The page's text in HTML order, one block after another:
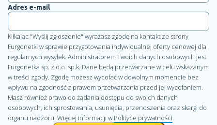
Adres e-mail
Klikając "Wyślij zgłoszenie" wyrażasz zgodę na kontakt ze strony
Furgonetki w sprawie przygotowania indywidualnej oferty cenowej dla
regularnych wysyłek. Administratorem Twoich danych osobowych jest
Furgonetka sp. z o.o. sp.k. Dane będą przetwarzane w celu wskazanym
w treści zgody. Zgodę możesz wycofać w dowolnym momencie bez
wpływu na zgodność z prawem przetwarzania przed jej wycofaniem.
Masz również prawo do żądania dostępu do swoich danych
osobowych, ich sprostowania, usunięcia, przenoszenia oraz skargi do
organu nadzoru. Więcej informacji w Polityce prywatności.